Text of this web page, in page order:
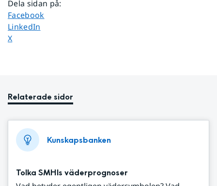
Dela sidan på:
Dela sidan på
Facebook
Dela sidan på
LinkedIn
Dela sidan på
X
Relaterade sidor
Kunskapsbanken
Tolka SMHIs väderprognoser